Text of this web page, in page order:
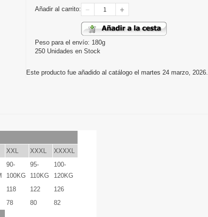
Añadir al carrito:
Peso para el envío: 180g
250 Unidades en Stock
Este producto fue añadido al catálogo el martes 24 marzo, 2026.
XXL XXXL XXXXL
90-
100KG
95-
110KG
100-
120KG
118 122
126
78 80
82